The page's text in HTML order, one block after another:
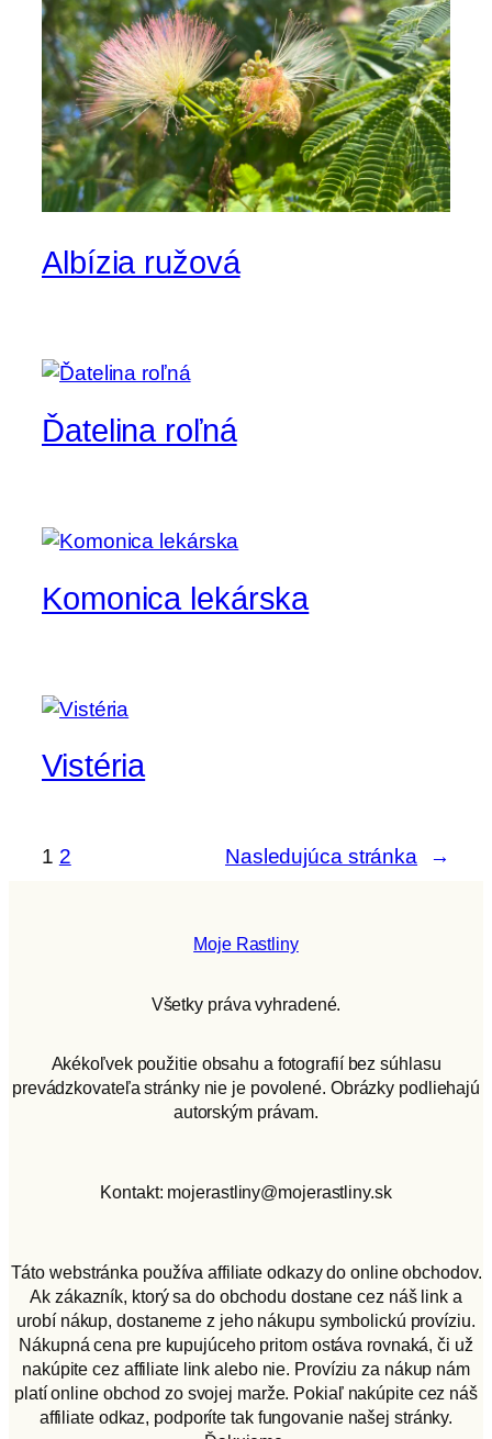
Albízia ružová
Ďatelina roľná
Komonica lekárska
Vistéria
1 2 Nasledujúca stránka →
Moje Rastliny
Všetky práva vyhradené.
Akékoľvek použitie obsahu a fotografií bez súhlasu
prevádzkovateľa stránky nie je povolené. Obrázky podliehajú
autorským právam.
Kontakt: mojerastliny@mojerastliny.sk
Táto webstránka používa affiliate odkazy do online obchodov.
Ak zákazník, ktorý sa do obchodu dostane cez náš link a
urobí nákup, dostaneme z jeho nákupu symbolickú províziu.
Nákupná cena pre kupujúceho pritom ostáva rovnaká, či už
nakúpite cez affiliate link alebo nie. Províziu za nákup nám
platí online obchod zo svojej marže. Pokiaľ nakúpite cez náš
affiliate odkaz, podporíte tak fungovanie našej stránky.